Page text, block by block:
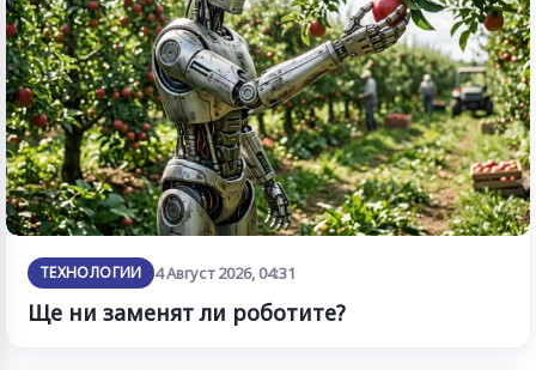
ТЕХНОЛОГИИ 4 Август 2026, 04:31
Ще ни заменят ли роботите?